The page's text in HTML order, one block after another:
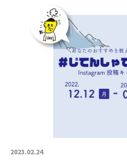
2023.02.24